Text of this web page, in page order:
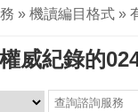
» 機讀編目格式 »
威紀錄的
Search this site